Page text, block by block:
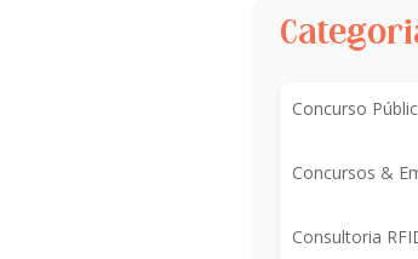
Concurso
Concursos &
Consultoria